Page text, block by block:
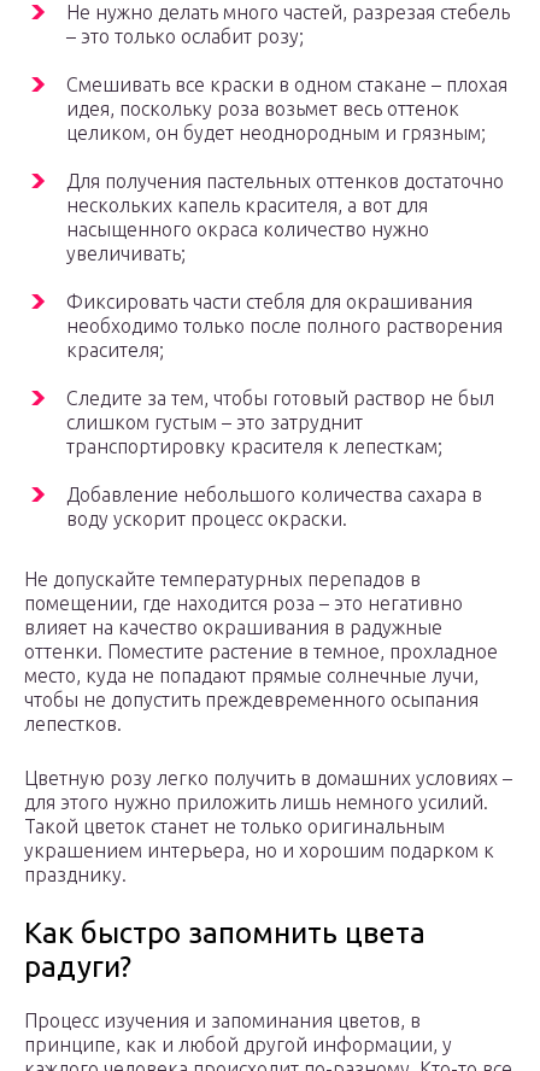
Не нужно делать много частей, разрезая стебель
– это только ослабит розу;
Смешивать все краски в одном стакане – плохая
идея, поскольку роза возьмет весь оттенок
целиком, он будет неоднородным и грязным;
Для получения пастельных оттенков достаточно
нескольких капель красителя, а вот для
насыщенного окраса количество нужно
увеличивать;
Фиксировать части стебля для окрашивания
необходимо только после полного растворения
красителя;
Следите за тем, чтобы готовый раствор не был
слишком густым – это затруднит
транспортировку красителя к лепесткам;
Добавление небольшого количества сахара в
воду ускорит процесс окраски.
Не допускайте температурных перепадов в
помещении, где находится роза – это негативно
влияет на качество окрашивания в радужные
оттенки. Поместите растение в темное, прохладное
место, куда не попадают прямые солнечные лучи,
чтобы не допустить преждевременного осыпания
лепестков.
Цветную розу легко получить в домашних условиях –
для этого нужно приложить лишь немного усилий.
Такой цветок станет не только оригинальным
украшением интерьера, но и хорошим подарком к
празднику.
Как быстро запомнить цвета
радуги?
Процесс изучения и запоминания цветов, в
принципе, как и любой другой информации, у